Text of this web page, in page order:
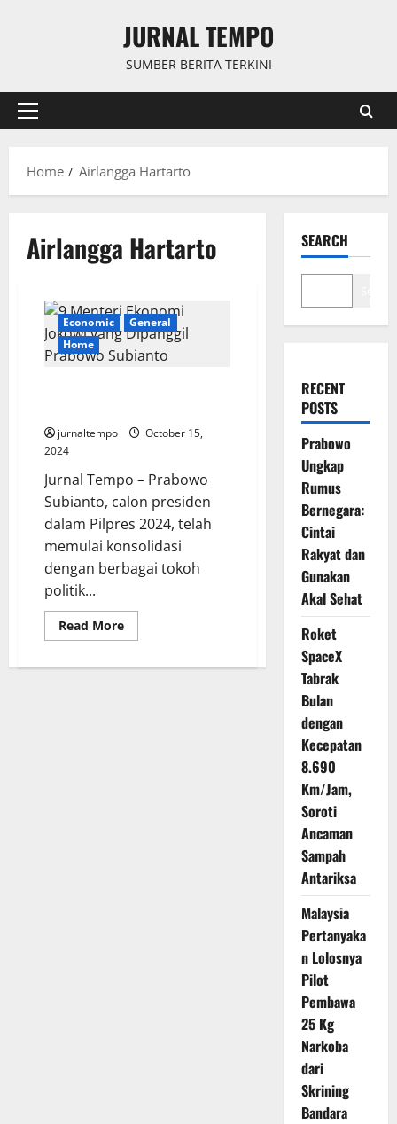
JURNAL TEMPO
SUMBER BERITA TERKINI
Primary
Home
Airlangga Hartarto
Airlangga Hartarto
Economic
General
Home
jurnaltempo
October 15,
2024
Jurnal Tempo – Prabowo
Subianto, calon presiden
dalam Pilpres 2024, telah
memulai konsolidasi
dengan berbagai tokoh
politik...
Read MoreRead
more
Menteri
SEARCH
RECENT
POSTS
Prabowo
Ungkap
Rumus
Bernegara:
Cintai
Rakyat dan
Gunakan
Akal Sehat
Roket
SpaceX
Tabrak
Bulan
dengan
Kecepatan
8.690
Km/Jam,
Soroti
Ancaman
Sampah
Antariksa
Malaysia
Pertanyaka
n Lolosnya
Pilot
Pembawa
25 Kg
Narkoba
dari
Skrining
Bandara